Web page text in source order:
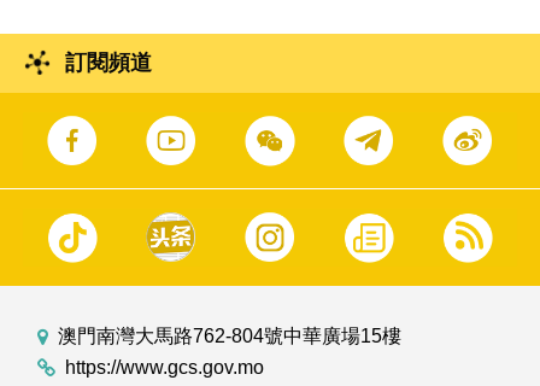
訂閱頻道
澳門南灣大馬路762-804號中華廣場15樓
https://www.gcs.gov.mo